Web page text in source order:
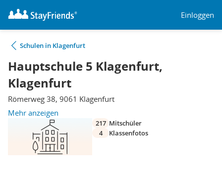
Einloggen
Schulen in Klagenfurt
Hauptschule 5 Klagenfurt,
Klagenfurt
Römerweg 38, 9061 Klagenfurt
Mehr anzeigen
217 Mitschüler
4
Klassenfotos